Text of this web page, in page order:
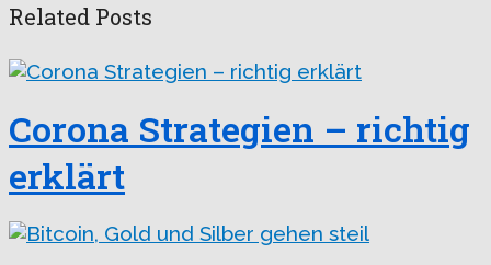
Related Posts
Corona Strategien – richtig
erklärt